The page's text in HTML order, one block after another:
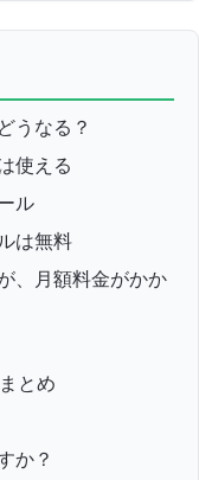
うなる？
使える
ル
は無料
、月額料金がかか
とめ
か？